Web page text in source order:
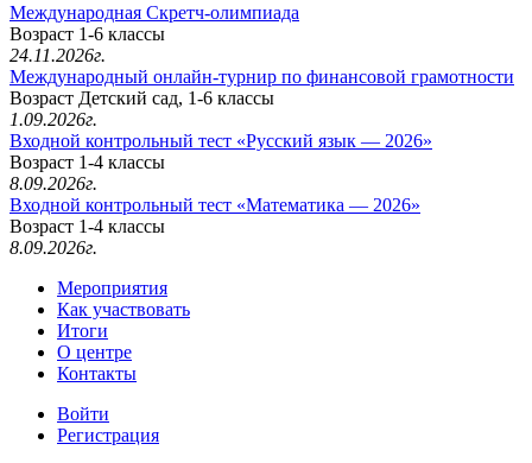
Международная Скретч-олимпиада
Возраст 1-6 классы
24.11.2026г.
Международный онлайн-турнир по финансовой грамотности
Возраст Детский сад, 1-6 классы
1.09.2026г.
Входной контрольный тест «Русский язык — 2026»
Возраст 1-4 классы
8.09.2026г.
Входной контрольный тест «Математика — 2026»
Возраст 1-4 классы
8.09.2026г.
Мероприятия
Как участвовать
Итоги
О центре
Контакты
Войти
Регистрация